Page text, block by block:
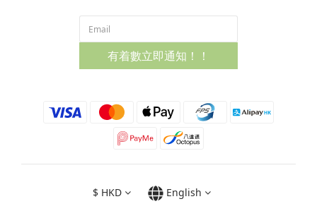
有着數立即通知！！
$ HKD English